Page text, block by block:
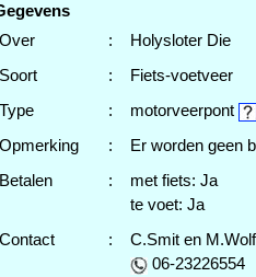
Over
:
Holysloter Die
Soort
:
Fiets-voetveer
Type
:
motorveerpont
Opmerking
:
Er worden geen
Betalen
:
met fiets: Ja
te voet: Ja
Contact
:
C.Smit en M.Wolf
06-23226554